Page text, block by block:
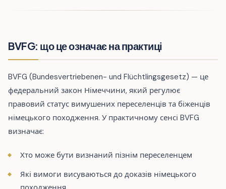
BVFG: що це означає на практиці
BVFG (Bundesvertriebenen- und Flüchtlingsgesetz) — це
федеральний закон Німеччини, який регулює
правовий статус вимушених переселенців та біженців
німецького походження. У практичному сенсі BVFG
визначає:
Хто може бути визнаний пізнім переселенцем
Які вимоги висуваються до доказів німецького